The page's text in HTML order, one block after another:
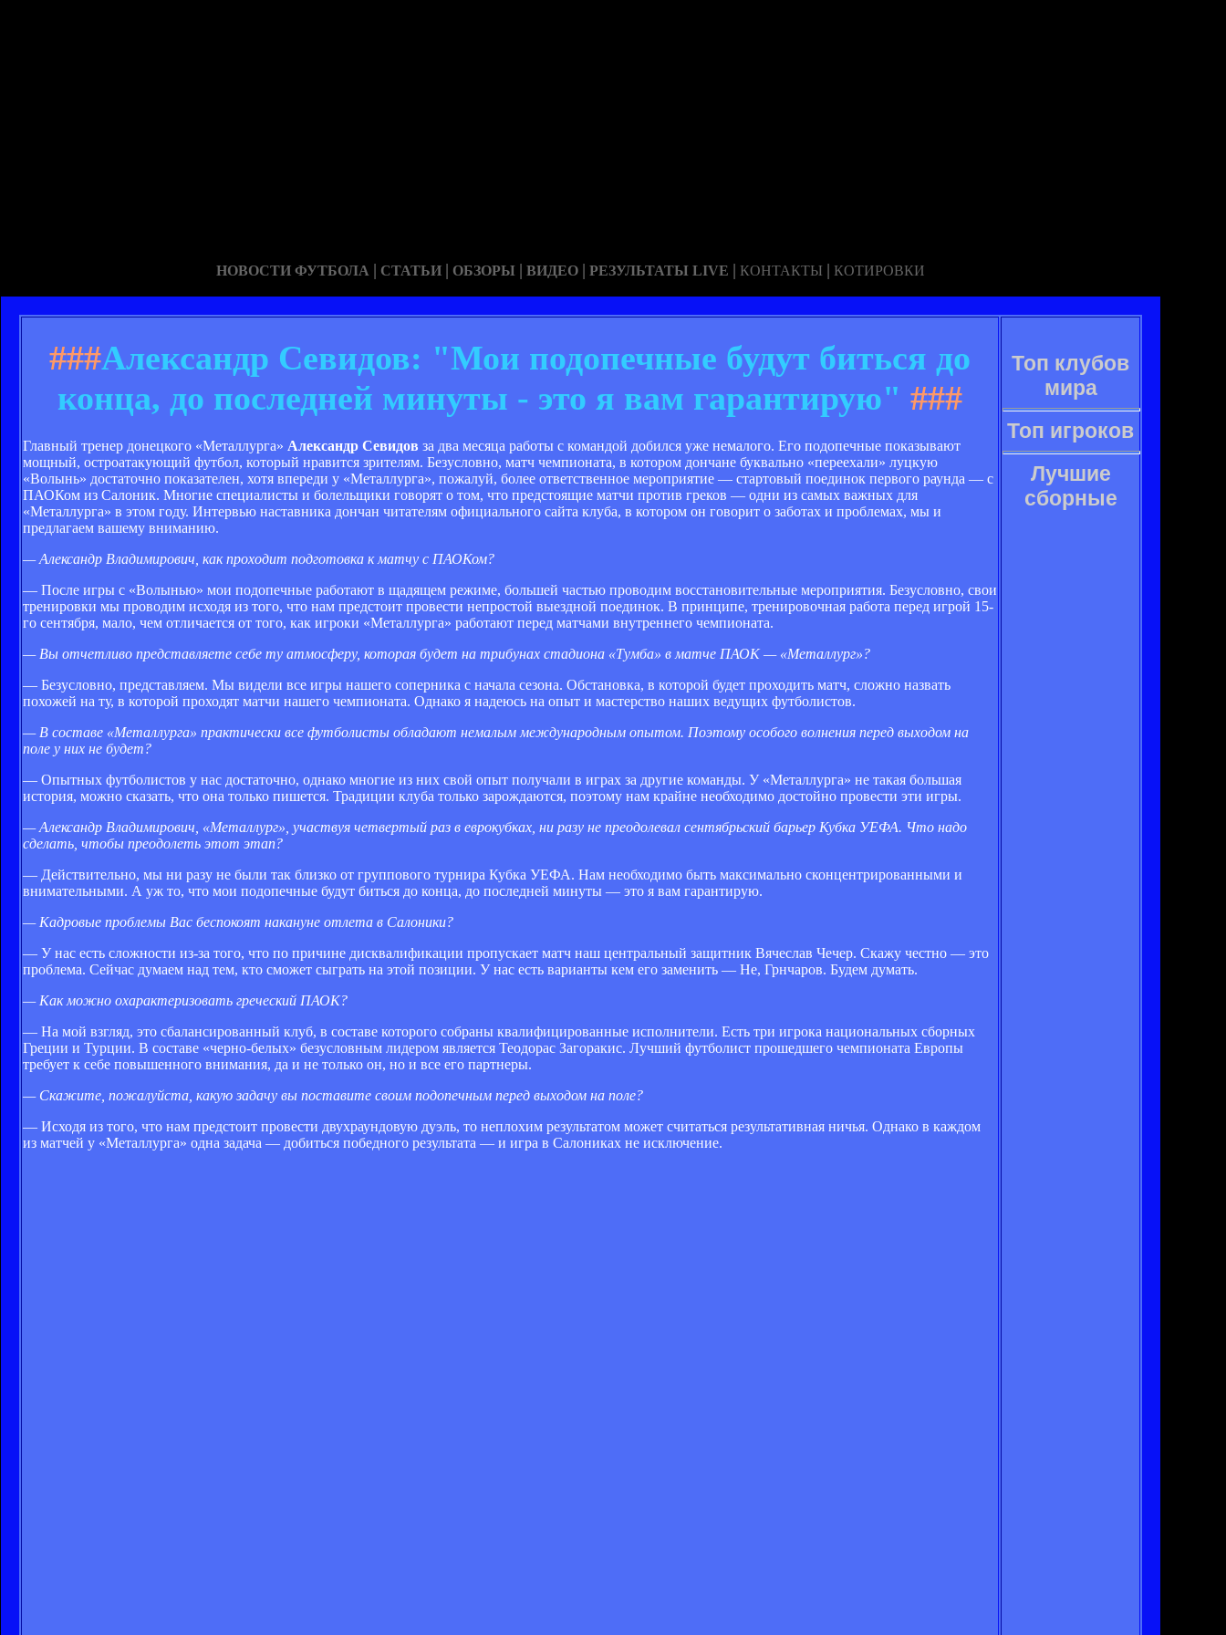
НОВОСТИ ФУТБОЛА | СТАТЬИ | ОБЗОРЫ | ВИДЕО | РЕЗУЛЬТАТЫ LIVE | КОНТАКТЫ | КОТИРОВКИ
###Александр Севидов: "Мои подопечные будут биться до
конца, до последней минуты - это я вам гарантирую" ###
Главный тренер донецкого «Металлурга» Александр Севидов за два месяца работы с командой добился уже немалого. Его подопечные показывают
мощный, остроатакующий футбол, который нравится зрителям. Безусловно, матч чемпионата, в котором дончане буквально «переехали» луцкую
«Волынь» достаточно показателен, хотя впереди у «Металлурга», пожалуй, более ответственное мероприятие — стартовый поединок первого раунда — с
ПАОКом из Салоник. Многие специалисты и болельщики говорят о том, что предстоящие матчи против греков — одни из самых важных для
«Металлурга» в этом году. Интервью наставника дончан читателям официального сайта клуба, в котором он говорит о заботах и проблемах, мы и
предлагаем вашему вниманию.
— Александр Владимирович, как проходит подготовка к матчу с ПАОКом?
— После игры с «Волынью» мои подопечные работают в щадящем режиме, большей частью проводим восстановительные мероприятия. Безусловно, свои
тренировки мы проводим исходя из того, что нам предстоит провести непростой выездной поединок. В принципе, тренировочная работа перед игрой 15-
го сентября, мало, чем отличается от того, как игроки «Металлурга» работают перед матчами внутреннего чемпионата.
— Вы отчетливо представляете себе ту атмосферу, которая будет на трибунах стадиона «Тумба» в матче ПАОК — «Металлург»?
— Безусловно, представляем. Мы видели все игры нашего соперника с начала сезона. Обстановка, в которой будет проходить матч, сложно назвать
похожей на ту, в которой проходят матчи нашего чемпионата. Однако я надеюсь на опыт и мастерство наших ведущих футболистов.
— В составе «Металлурга» практически все футболисты обладают немалым международным опытом. Поэтому особого волнения перед выходом на
поле у них не будет?
— Опытных футболистов у нас достаточно, однако многие из них свой опыт получали в играх за другие команды. У «Металлурга» не такая большая
история, можно сказать, что она только пишется. Традиции клуба только зарождаются, поэтому нам крайне необходимо достойно провести эти игры.
— Александр Владимирович, «Металлург», участвуя четвертый раз в еврокубках, ни разу не преодолевал сентябрьский барьер Кубка УЕФА. Что надо
сделать, чтобы преодолеть этот этап?
— Действительно, мы ни разу не были так близко от группового турнира Кубка УЕФА. Нам необходимо быть максимально сконцентрированными и
внимательными. А уж то, что мои подопечные будут биться до конца, до последней минуты — это я вам гарантирую.
— Кадровые проблемы Вас беспокоят накануне отлета в Салоники?
— У нас есть сложности из-за того, что по причине дисквалификации пропускает матч наш центральный защитник Вячеслав Чечер. Скажу честно — это
проблема. Сейчас думаем над тем, кто сможет сыграть на этой позиции. У нас есть варианты кем его заменить — Не, Грнчаров. Будем думать.
— Как можно охарактеризовать греческий ПАОК?
— На мой взгляд, это сбалансированный клуб, в составе которого собраны квалифицированные исполнители. Есть три игрока национальных сборных
Греции и Турции. В составе «черно-белых» безусловным лидером является Теодорас Загоракис. Лучший футболист прошедшего чемпионата Европы
требует к себе повышенного внимания, да и не только он, но и все его партнеры.
— Скажите, пожалуйста, какую задачу вы поставите своим подопечным перед выходом на поле?
— Исходя из того, что нам предстоит провести двухраундовую дуэль, то неплохим результатом может считаться результативная ничья. Однако в каждом
из матчей у «Металлурга» одна задача — добиться победного результата — и игра в Салониках не исключение.
Топ клубов
мира
Топ игроков
Лучшие
сборные